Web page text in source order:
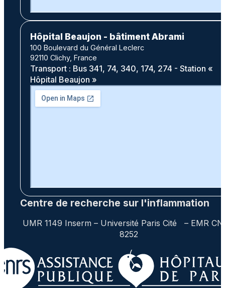
Hôpital Beaujon - bâtiment Abrami
100 Boulevard du Général Leclerc
92110 Clichy, France
Transport : Bus 341, 74, 340, 174, 274 - Station «
Hôpital Beaujon »
Centre de recherche sur l'inflammation
UMR 1149 Inserm – Université Paris Cité – EMR
8252